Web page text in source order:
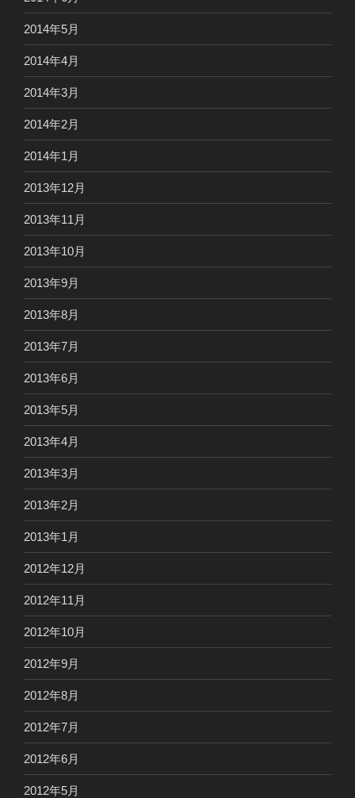
2014年5月
2014年4月
2014年3月
2014年2月
2014年1月
2013年12月
2013年11月
2013年10月
2013年9月
2013年8月
2013年7月
2013年6月
2013年5月
2013年4月
2013年3月
2013年2月
2013年1月
2012年12月
2012年11月
2012年10月
2012年9月
2012年8月
2012年7月
2012年6月
2012年5月